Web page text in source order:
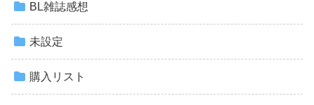
BL雑誌感想
未設定
購入リスト